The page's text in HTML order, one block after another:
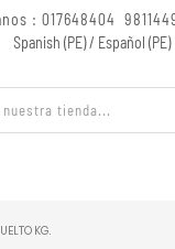
: 017648404
Spanish (PE) / Español (PE)
KG.